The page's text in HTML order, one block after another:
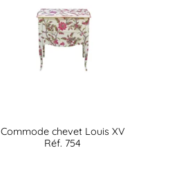
Commode chevet Louis XV
Réf. 754